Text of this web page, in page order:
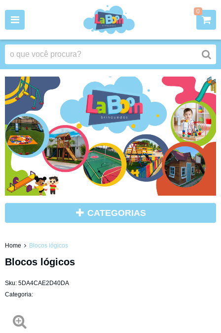
0
CATEGORIAS
Home Blocos lógicos
Blocos lógicos
Sku: 5DA4CAE2D40DA
Categoria: